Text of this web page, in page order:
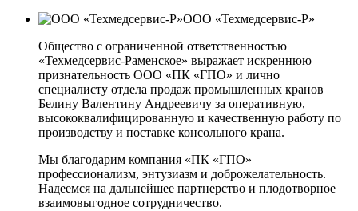
ООО «Техмедсервис-Р»
Общество с ограниченной ответственностью
«Техмедсервис-Раменское» выражает искреннюю
признательность ООО «ПК «ГПО» и лично
специалисту отдела продаж промышленных кранов
Белину Валентину Андреевичу за оперативную,
высококвалифицированную и качественную работу по
производству и поставке консольного крана.
Мы благодарим компания «ПК «ГПО»
профессионализм, энтузиазм и доброжелательность.
Надеемся на дальнейшее партнерство и плодотворное
взаимовыгодное сотрудничество.